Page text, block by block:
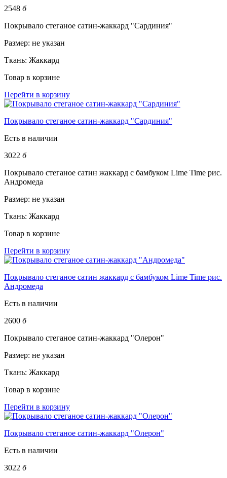
2548 б
Покрывало стеганое сатин-жаккард "Сардиния"
Размер: не указан
Ткань: Жаккард
Товар в корзине
Перейти в корзину
Покрывало стеганое сатин-жаккард "Сардиния"
Есть в наличии
3022 б
Покрывало стеганое сатин жаккард с бамбуком Lime Time рис.
Андромеда
Размер: не указан
Ткань: Жаккард
Товар в корзине
Перейти в корзину
Покрывало стеганое сатин жаккард с бамбуком Lime Time рис.
Андромеда
Есть в наличии
2600 б
Покрывало стеганое сатин-жаккард "Олерон"
Размер: не указан
Ткань: Жаккард
Товар в корзине
Перейти в корзину
Покрывало стеганое сатин-жаккард "Олерон"
Есть в наличии
3022 б